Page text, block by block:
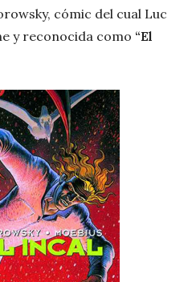
cómic del cual Luc
y reconocida como “El